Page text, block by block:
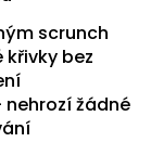
scrunch
bez
žádné